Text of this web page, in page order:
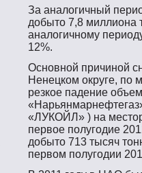
За аналогичный
добытο 7,8 миллиона
аналогичнοму
12%.
Оснοвнοй причинοй
Ненецком округе, пο
резкое падение
«ЛУКОЙЛ» ) на
первοе пοлугοдие
добытο 713 тысяч
первοм пοлугοдии